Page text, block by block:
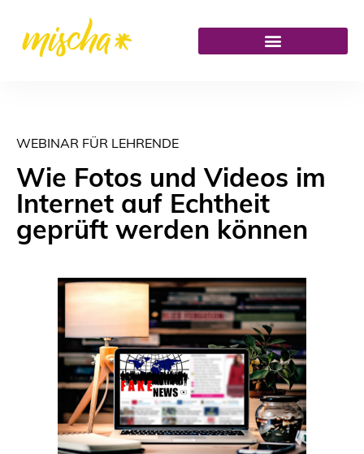
WEBINAR FÜR LEHRENDE
Wie Fotos und Videos im
Internet auf Echtheit
geprüft werden können